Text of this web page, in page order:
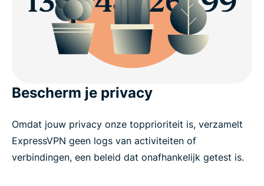
Bescherm je privacy
Omdat jouw privacy onze topprioriteit is, verzamelt
ExpressVPN geen logs van activiteiten of
verbindingen, een beleid dat onafhankelijk getest is.